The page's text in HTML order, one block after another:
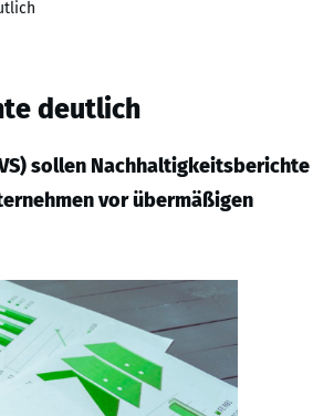
deutlich
sollen Nachhaltigkeitsberichte
vor übermäßigen